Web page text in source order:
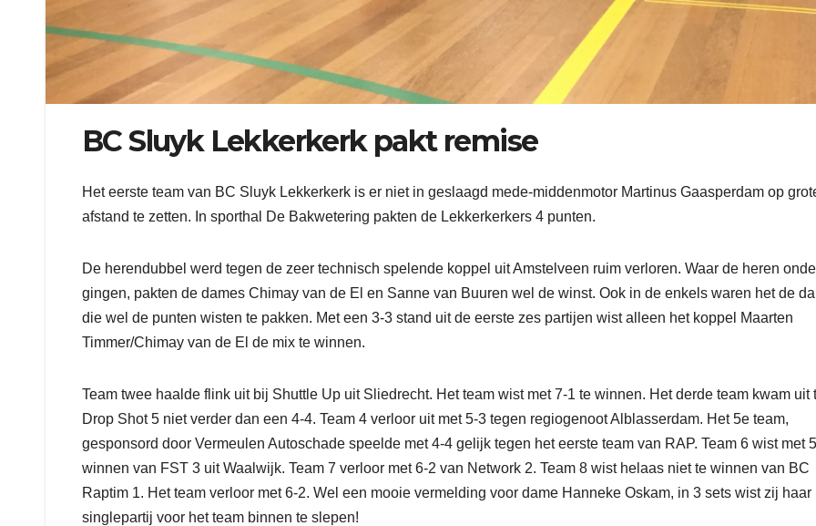
BC Sluyk Lekkerkerk pakt remise
Het eerste team van BC Sluyk Lekkerkerk is er niet in geslaagd mede-middenmotor Martinus Gaasperdam op
afstand te zetten. In sporthal De Bakwetering pakten de Lekkerkerkers 4 punten.
De herendubbel werd tegen de zeer technisch spelende koppel uit Amstelveen ruim verloren. Waar de heren
gingen, pakten de dames Chimay van de El en Sanne van Buuren wel de winst. Ook in de enkels waren het de
die wel de punten wisten te pakken. Met een 3-3 stand uit de eerste zes partijen wist alleen het koppel Maarten
Timmer/Chimay van de El de mix te winnen.
Team twee haalde flink uit bij Shuttle Up uit Sliedrecht. Het team wist met 7-1 te winnen. Het derde team kwam uit
Drop Shot 5 niet verder dan een 4-4. Team 4 verloor uit met 5-3 tegen regiogenoot Alblasserdam. Het 5e team,
gesponsord door Vermeulen Autoschade speelde met 4-4 gelijk tegen het eerste team van RAP. Team 6 wist met
winnen van FST 3 uit Waalwijk. Team 7 verloor met 6-2 van Network 2. Team 8 wist helaas niet te winnen van BC
Raptim 1. Het team verloor met 6-2. Wel een mooie vermelding voor dame Hanneke Oskam, in 3 sets wist zij haar
singlepartij voor het team binnen te slepen!